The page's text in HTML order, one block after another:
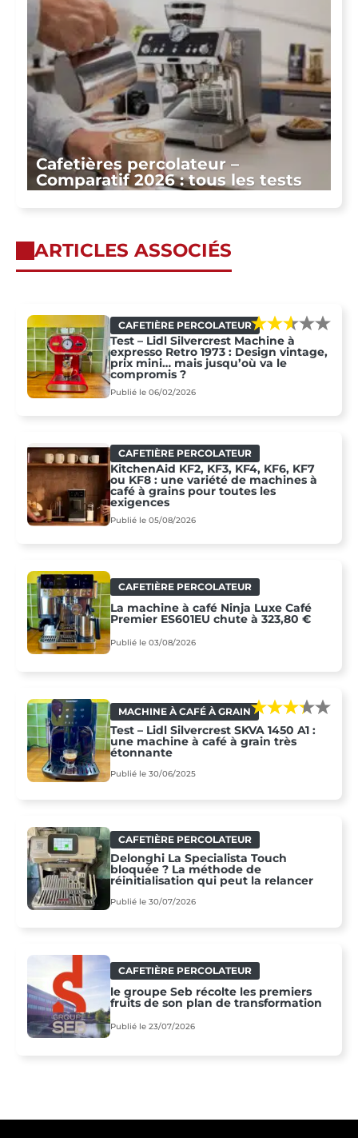
Cafetières percolateur –
Comparatif 2026 : tous les tests
ARTICLES ASSOCIÉS
CAFETIÈRE PERCOLATEUR
Test – Lidl Silvercrest Machine à
expresso Retro 1973 : Design vintage,
prix mini… mais jusqu’où va le
compromis ?
Publié le 06/02/2026
CAFETIÈRE PERCOLATEUR
KitchenAid KF2, KF3, KF4, KF6, KF7
ou KF8 : une variété de machines à
café à grains pour toutes les
exigences
Publié le 05/08/2026
CAFETIÈRE PERCOLATEUR
La machine à café Ninja Luxe Café
Premier ES601EU chute à 323,80 €
Publié le 03/08/2026
MACHINE À CAFÉ À GRAIN
Test – Lidl Silvercrest SKVA 1450 A1 :
une machine à café à grain très
étonnante
Publié le 30/06/2025
CAFETIÈRE PERCOLATEUR
Delonghi La Specialista Touch
bloquée ? La méthode de
réinitialisation qui peut la relancer
Publié le 30/07/2026
CAFETIÈRE PERCOLATEUR
le groupe Seb récolte les premiers
fruits de son plan de transformation
Publié le 23/07/2026